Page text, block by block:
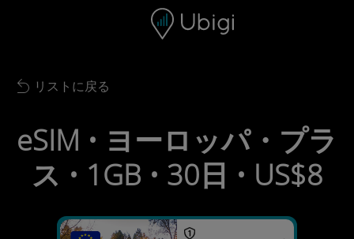
ナビゲーションバー フッター
Back to list
リストに戻る
eSIM • ヨーロッパ・プラ
ス • 1GB • 30日 • US$8